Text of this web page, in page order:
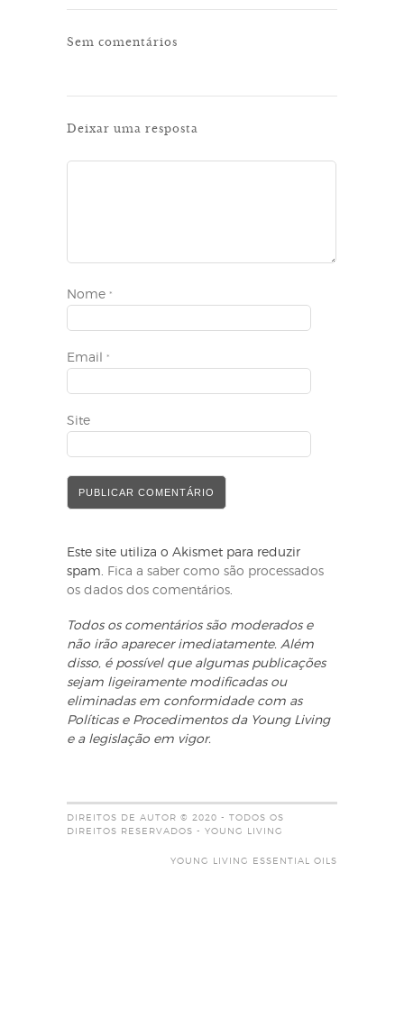
Sem comentários
Deixar uma resposta
Nome *
Email *
Site
Este site utiliza o Akismet para reduzir
spam. Fica a saber como são processados
os dados dos comentários.
Todos os comentários são moderados e
não irão aparecer imediatamente. Além
disso, é possível que algumas publicações
sejam ligeiramente modificadas ou
eliminadas em conformidade com as
Políticas e Procedimentos da Young Living
e a legislação em vigor.
DIREITOS DE AUTOR © 2020 - TODOS OS
DIREITOS RESERVADOS - YOUNG LIVING
YOUNG LIVING ESSENTIAL OILS